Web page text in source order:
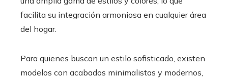
facilita su integración armoniosa en cualquier área
del hogar.
Para quienes buscan un estilo sofisticado, existen
modelos con acabados minimalistas y modernos,